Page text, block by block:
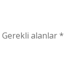
Gerekli alanlar*